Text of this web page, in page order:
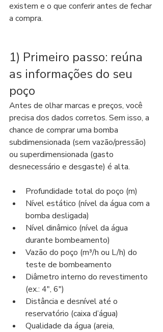
existem e o que conferir antes de fechar
a compra.
1) Primeiro passo: reúna
as informações do seu
poço
Antes de olhar marcas e preços, você
precisa dos dados corretos. Sem isso, a
chance de comprar uma bomba
subdimensionada (sem vazão/pressão)
ou superdimensionada (gasto
desnecessário e desgaste) é alta.
Profundidade total do poço (m)
Nível estático (nível da água com a
bomba desligada)
Nível dinâmico (nível da água
durante bombeamento)
Vazão do poço (m³/h ou L/h) do
teste de bombeamento
Diâmetro interno do revestimento
(ex.: 4", 6")
Distância e desnível até o
reservatório (caixa d’água)
Qualidade da água (areia,